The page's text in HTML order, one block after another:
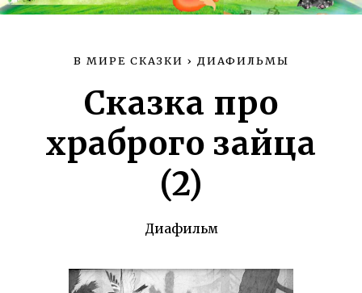
В МИРЕ СКАЗКИ › ДИАФИЛЬМЫ
Сказка про
храброго зайца
(2)
Диафильм